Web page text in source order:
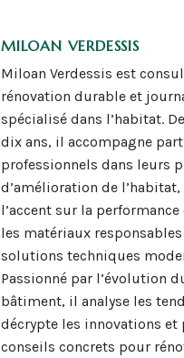
MILOAN VERDESSIS
Miloan Verdessis est
rénovation durable et
spécialisé dans l’habitat.
dix ans, il accompagne
professionnels dans leurs
d’amélioration de
l’accent sur la
les matériaux
solutions techniques
Passionné par l’évolution
bâtiment, il analyse les
décrypte les innovations et
conseils concrets pour